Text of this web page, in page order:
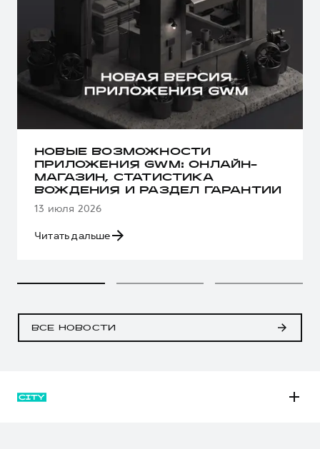
НОВЫЕ ВОЗМОЖНОСТИ
ПРИЛОЖЕНИЯ GWM: ОНЛАЙН-
МАГАЗИН, СТАТИСТИКА
ВОЖДЕНИЯ И РАЗДЕЛ ГАРАНТИИ
13 июля 2026
Читать дальше
ВСЕ НОВОСТИ